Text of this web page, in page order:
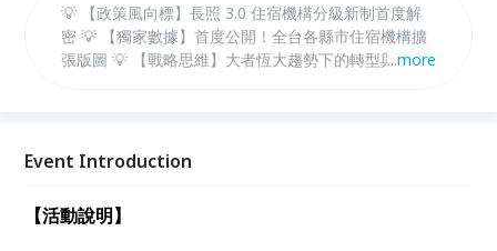
💡 【政策風向標】長照 3.0 住宿機構分級新制首度解
密 💡 【獨家數據】首度公開！全台各縣市住宿機構擴
張版圖 💡 【戰略思維】大者恆大趨勢下的轉型與促參
...more
Event Introduction
【活動說明】